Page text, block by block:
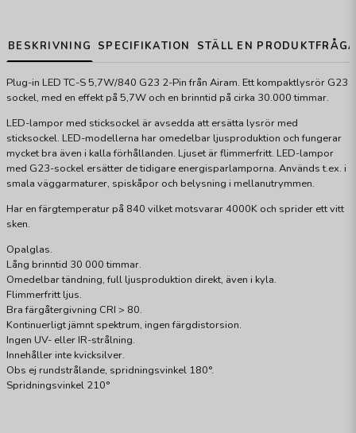
BESKRIVNING SPECIFIKATION STÄLL EN
Plug-in LED TC-S 5,7W/840 G23 2-Pin från Airam. Ett kompaktlysrör G23
sockel, med en effekt på 5,7W och en brinntid på cirka 30.000 timmar.
LED-lampor med sticksockel är avsedda att ersätta lysrör med
sticksockel. LED-modellerna har omedelbar ljusproduktion och fungerar
mycket bra även i kalla förhållanden. Ljuset är flimmerfritt. LED-lampor
med G23-sockel ersätter de tidigare energisparlamporna. Används t.ex. i
smala väggarmaturer, spiskåpor och belysning i mellanutrymmen.
Har en färgtemperatur på 840 vilket motsvarar 4000K och sprider ett vitt
sken.
Opalglas.
Lång brinntid 30 000 timmar.
Omedelbar tändning, full ljusproduktion direkt, även i kyla.
Flimmerfritt ljus.
Bra färgåtergivning CRI > 80.
Kontinuerligt jämnt spektrum, ingen färgdistorsion.
Ingen UV- eller IR-strålning.
Innehåller inte kvicksilver.
Obs ej rundstrålande, spridningsvinkel 180°.
Spridningsvinkel 210°